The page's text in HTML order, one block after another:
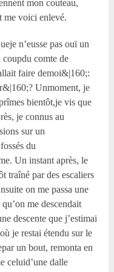
mon couteau,
me voici enlevé.
n’eusse pas ouï un
coupdu comte de
faire demoi&|160;:
Unmoment, je
bientôt,je vis que
je connus au
sur un
du
Un instant après, le
traîné par des escaliers
on me passa une
me descendait
descente que j’estimai
je restai étendu sur le
un bout, remonta en
celuid’une dalle